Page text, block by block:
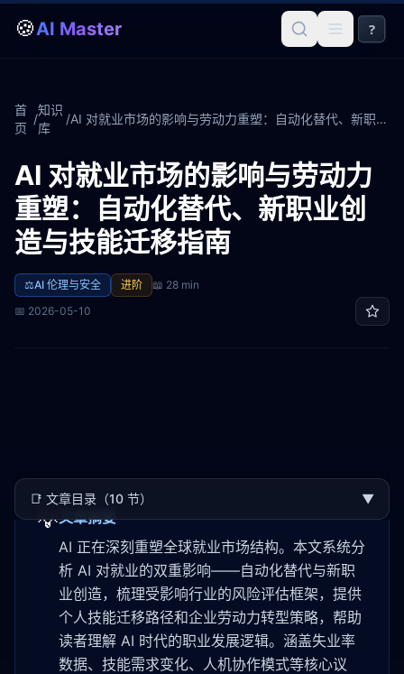
🍪AI Master ?
首
页
/
知识
库
/ AI 对就业市场的影响与劳动力重塑：自动化替代、新职业创造与技能迁移指南
AI 对就业市场的影响与劳动力
重塑：自动化替代、新职业创
造与技能迁移指南
⚖️AI 伦理与安全 进阶 📖 28 min
📅 2026-05-10
📑 文章目录（10 节） ▼
💡文章摘要
AI 正在深刻重塑全球就业市场结构。本文系统分
析 AI 对就业的双重影响——自动化替代与新职
业创造，梳理受影响行业的风险评估框架，提供
个人技能迁移路径和企业劳动力转型策略，帮助
读者理解 AI 时代的职业发展逻辑。涵盖失业率
数据、技能需求变化、人机协作模式等核心议